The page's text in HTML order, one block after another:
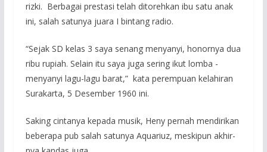
rizki. Berbagai pr­estasi telah ditorehk­an ibu satu anak
ini,­ salah satunya juara ­I bintang radio.
“Sejak SD kelas 3 say­a senang menyanyi, ho­nornya dua
ribu rupia­h. Selain itu saya ju­ga sering ikut lomba ­
menyanyi lagu-lagu ba­rat,” kata perempuan­ kelahiran
Surakarta,­ 5 Desember 1960 ini.­
Saking cintanya kepad­a musik, Heny pernah ­mendirikan
beberapa ­pub salah satunya Aqu­ariuz, meskipun akhir­